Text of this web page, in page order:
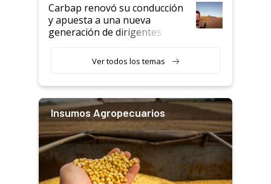
Carbap renovó su conducción
y apuesta a una nueva
generación de dirigentes
Ver todos los temas
Insumos Agropecuarios